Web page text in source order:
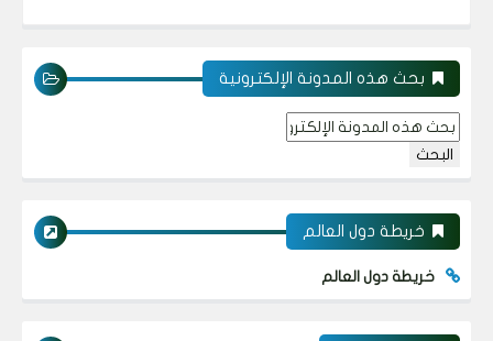
بحث هذه المدونة الإلكترونية
خريطة دول العالم
خريطة دول العالم